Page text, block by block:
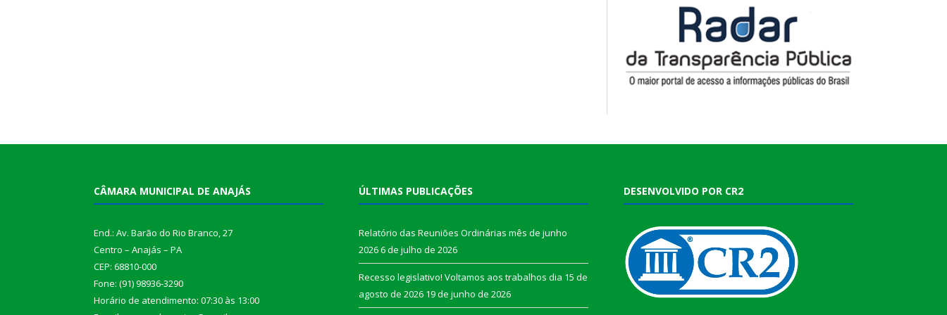
CÂMARA MUNICIPAL DE ANAJÁS
End.: Av. Barão do Rio Branco, 27
Centro – Anajás – PA
CEP: 68810-000
Fone: (91) 98936-3290
Horário de atendimento: 07:30 às 13:00
ÚLTIMAS PUBLICAÇÕES
Relatório das Reuniões Ordinárias mês de junho
20266 de julho de 2026
Recesso legislativo! Voltamos aos trabalhos dia 15 de
agosto de 2026 19 de junho de 2026
DESENVOLVIDO POR CR2